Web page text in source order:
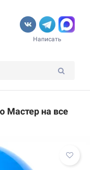
Написать
Мастер на все